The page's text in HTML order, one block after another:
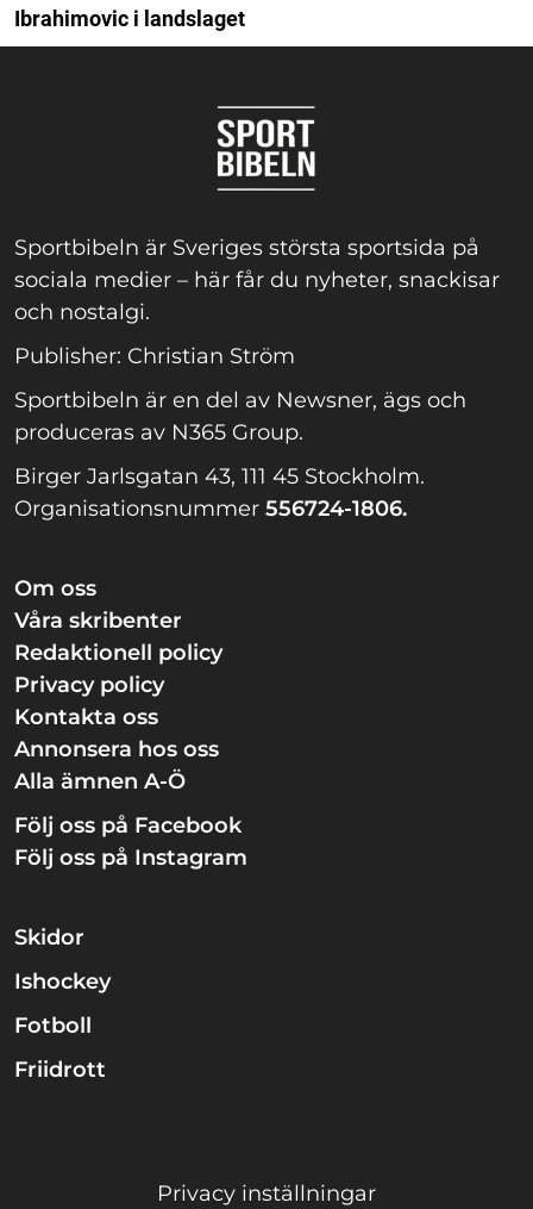
Ibrahimovic i landslaget
Sportbibeln är Sveriges största sportsida på
sociala medier – här får du nyheter, snackisar
och nostalgi.
Publisher: Christian Ström
Sportbibeln är en del av Newsner, ägs och
produceras av N365 Group.
Birger Jarlsgatan 43, 111 45 Stockholm.
Organisationsnummer 556724-1806.
Om oss
Våra skribenter
Redaktionell policy
Privacy policy
Kontakta oss
Annonsera hos oss
Alla ämnen A-Ö
Följ oss på Facebook
Följ oss på Instagram
Skidor
Ishockey
Fotboll
Friidrott
Privacy inställningar